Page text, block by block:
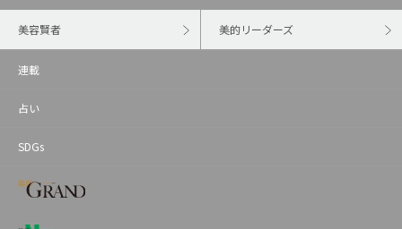
美容賢者 美的リーダーズ
連載
占い
SDGs